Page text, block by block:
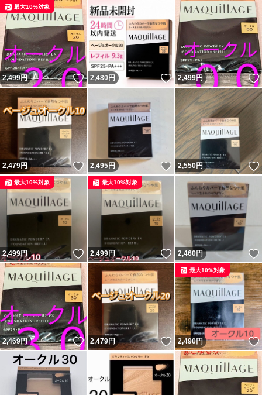
2,499円 いいね！
最大10%対象
2,480 円 いいね！
2,499円
2,479円 いいね！
2,495円 いいね！
2,550円
2,499円 いいね！
最大10%対象
2,499円 いいね！
最大10%対象
2,460円
2,469円 いいね！
2,479円 いいね！
2,490円
最大10%対象